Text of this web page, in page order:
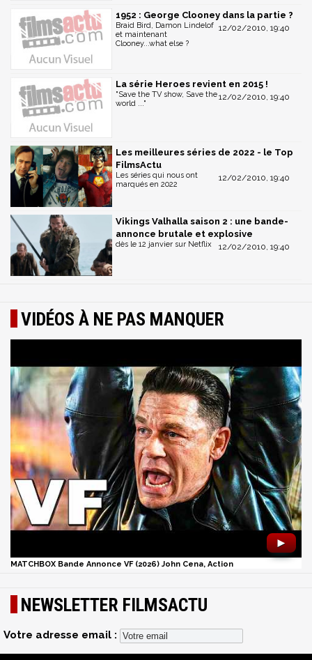
1952 : George Clooney dans la partie ?
12/02/2010, 19:40
Braid Bird, Damon Lindelof
et maintenant
Clooney...what else ?
La série Heroes revient en 2015 !
12/02/2010, 19:40
"Save the TV show, Save the
world ..."
Les meilleures séries de 2022 - le Top
FilmsActu
12/02/2010, 19:40
Les séries qui nous ont
marqués en 2022
Vikings Valhalla saison 2 : une bande-
annonce brutale et explosive
12/02/2010, 19:40
dès le 12 janvier sur Netflix
VIDÉOS À NE PAS MANQUER
►
MATCHBOX Bande Annonce VF (2026) John Cena, Action
NEWSLETTER FILMSACTU
Votre adresse email :